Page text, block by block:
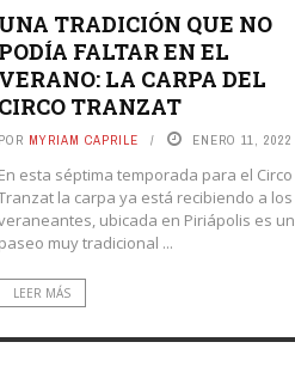
UNA TRADICIÓN QUE NO
PODÍA FALTAR EN EL
VERANO: LA CARPA DEL
CIRCO TRANZAT
POR MYRIAM CAPRILE ENERO 11, 2022
En esta séptima temporada para el Circo
la carpa ya está recibiendo a los
ubicada en Piriápolis es un
paseo muy tradicional ...
LEER MÁS